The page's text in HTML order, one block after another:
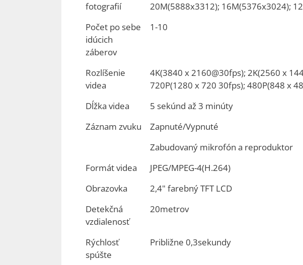
fotografií
20M(5888x3312); 16M(5376x3024);
Počet po sebe
idúcich
záberov
1-10
Rozlíšenie
videa
4K(3840 x 2160@30fps); 2K(2560 x
720P(1280 x 720 30fps); 480P(848 x
Dĺžka videa
5 sekúnd až 3 minúty
Záznam zvuku
Zapnuté/Vypnuté
Zabudovaný mikrofón a reproduktor
Formát videa
JPEG/MPEG-4(H.264)
Obrazovka
2,4" farebný TFT LCD
Detekčná
vzdialenosť
20metrov
Rýchlosť
spúšte
Približne 0,3sekundy